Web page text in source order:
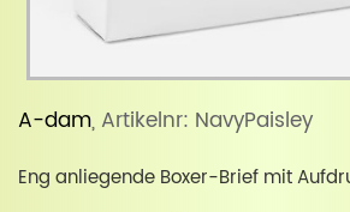
A-dam, Artikelnr: NavyPaisley
Eng anliegende Boxer-Brief mit